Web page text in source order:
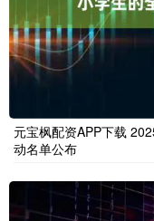
元宝枫配资APP下载
动名单公布